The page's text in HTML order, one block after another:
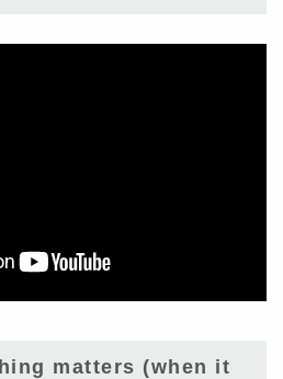
matters (when it